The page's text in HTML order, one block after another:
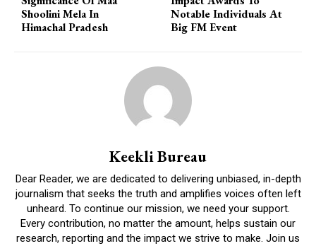
Shoolini Mela In
Himachal Pradesh
Notable Individuals At
Big FM Event
Keekli Bureau
Dear Reader, we are dedicated to delivering unbiased, in-depth
journalism that seeks the truth and amplifies voices often left
unheard. To continue our mission, we need your support.
Every contribution, no matter the amount, helps sustain our
research, reporting and the impact we strive to make. Join us